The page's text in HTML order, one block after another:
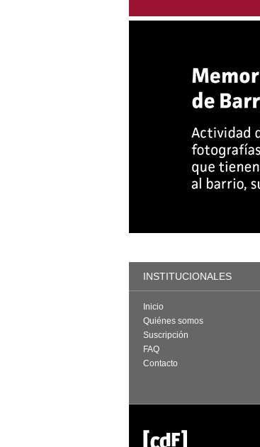
INSTITUCIONALES
Inicio
Quiénes somos
Suscripción
FAQ
Contacto